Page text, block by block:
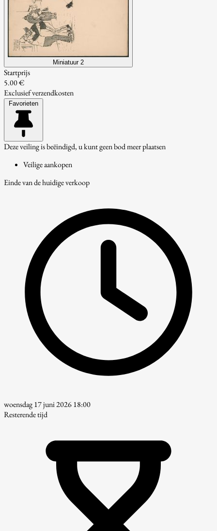
Miniatuur 2
Startprijs
5.00 €
Exclusief verzendkosten
Favorieten
Deze veiling is beëindigd, u kunt geen bod meer plaatsen
Veilige aankopen
Einde van de huidige verkoop
woensdag 17 juni 2026 18:00
Resterende tijd